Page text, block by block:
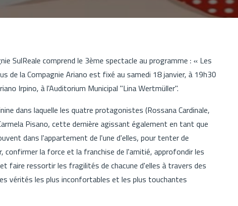
SulReale comprend le 3ème spectacle au programme : « Les
de la Compagnie Ariano est fixé au samedi 18 janvier, à 19h30
Irpino, à l'Auditorium Municipal "Lina Wertmüller".
dans laquelle les quatre protagonistes (Rossana Cardinale,
Pisano, cette dernière agissant également en tant que
dans l'appartement de l'une d'elles, pour tenter de
confirmer la force et la franchise de l'amitié, approfondir les
faire ressortir les fragilités de chacune d'elles à travers des
vérités les plus inconfortables et les plus touchantes